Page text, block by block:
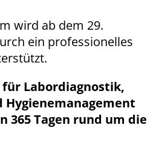
wird ab dem 29.
ein professionelles
Labordiagnostik,
365 Tagen rund um die
Informationen anonym.
helfen uns zu verstehen, wie